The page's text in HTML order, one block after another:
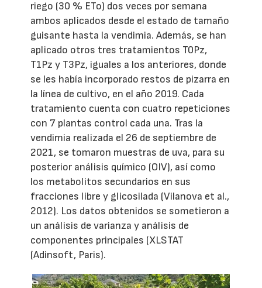
riego (30 % ETo) dos veces por semana
ambos aplicados desde el estado de tamaño
guisante hasta la vendimia. Además, se han
aplicado otros tres tratamientos T0Pz,
T1Pz y T3Pz, iguales a los anteriores, donde
se les había incorporado restos de pizarra en
la línea de cultivo, en el año 2019. Cada
tratamiento cuenta con cuatro repeticiones
con 7 plantas control cada una. Tras la
vendimia realizada el 26 de septiembre de
2021, se tomaron muestras de uva, para su
posterior análisis químico (OIV), así como
los metabolitos secundarios en sus
fracciones libre y glicosilada (Vilanova et al.,
2012). Los datos obtenidos se sometieron a
un análisis de varianza y análisis de
componentes principales (XLSTAT
(Adinsoft, Paris).